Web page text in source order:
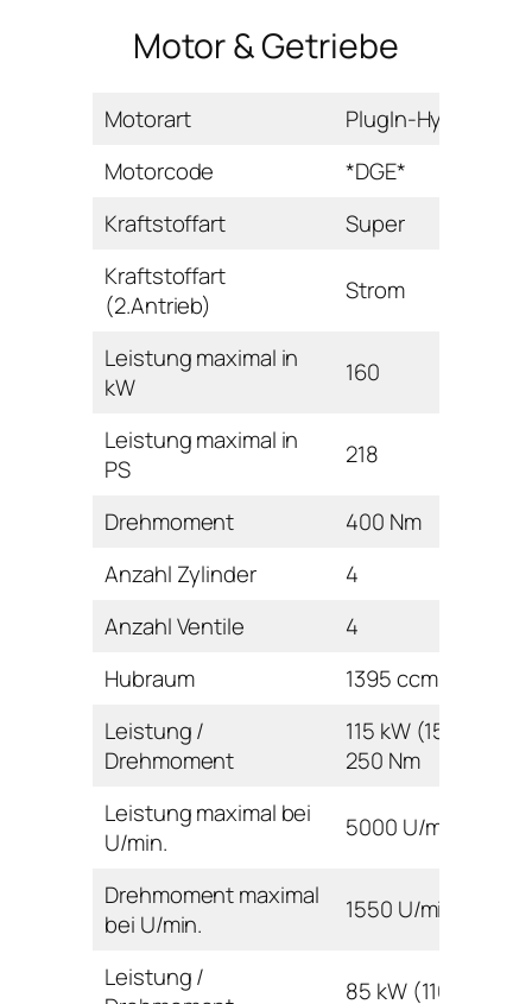
Motor & Getriebe
Motorart
PlugIn-Hybrid
Motorcode
*DGE*
Kraftstoffart
Super
Kraftstoffart
(2.Antrieb)
Strom
Leistung maximal in
kW
160
Leistung maximal in
PS
218
Drehmoment
400 Nm
Anzahl Zylinder
4
Anzahl Ventile
4
Hubraum
1395 ccm
Leistung /
Drehmoment
115 kW (156 PS) /
250 Nm
Leistung maximal bei
U/min.
5000 U/min
Drehmoment maximal
bei U/min.
1550 U/min
Leistung /
85 kW (116 PS) /